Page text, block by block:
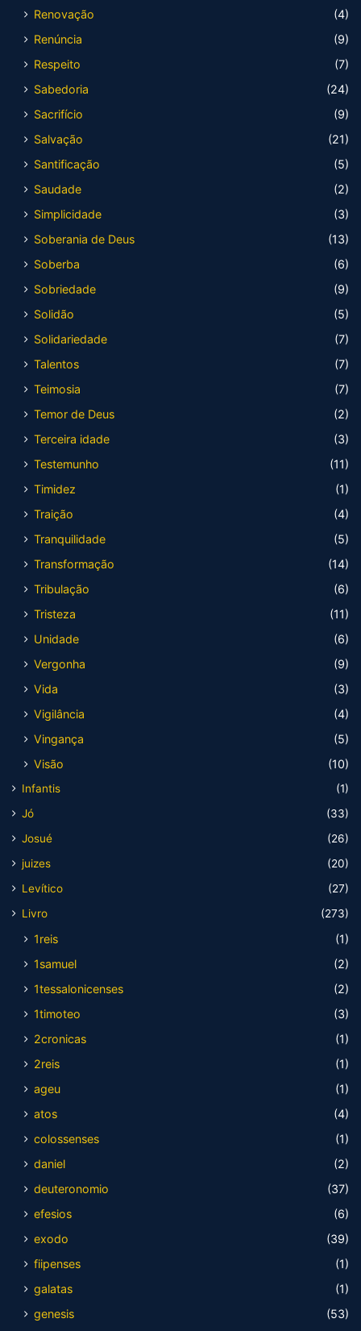
Renovação
(4)
Renúncia
(9)
Respeito
(7)
Sabedoria
(24)
Sacrifício
(9)
Salvação
(21)
Santificação
(5)
Saudade
(2)
Simplicidade
(3)
Soberania de Deus
(13)
Soberba
(6)
Sobriedade
(9)
Solidão
(5)
Solidariedade
(7)
Talentos
(7)
Teimosia
(7)
Temor de Deus
(2)
Terceira idade
(3)
Testemunho
(11)
Timidez
(1)
Traição
(4)
Tranquilidade
(5)
Transformação
(14)
Tribulação
(6)
Tristeza
(11)
Unidade
(6)
Vergonha
(9)
Vida
(3)
Vigilância
(4)
Vingança
(5)
Visão
(10)
Infantis
(1)
Jó
(33)
Josué
(26)
juizes
(20)
Levítico
(27)
Livro
(273)
1reis
(1)
1samuel
(2)
1tessalonicenses
(2)
1timoteo
(3)
2cronicas
(1)
2reis
(1)
ageu
(1)
atos
(4)
colossenses
(1)
daniel
(2)
deuteronomio
(37)
efesios
(6)
exodo
(39)
fiipenses
(1)
galatas
(1)
genesis
(53)